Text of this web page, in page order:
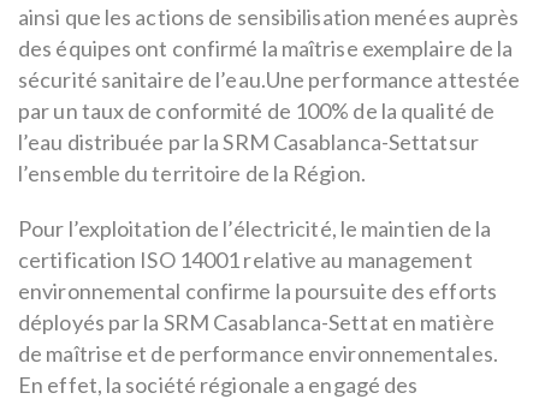
ainsi que les actions de sensibilisation menées auprès
des équipes ont confirmé la maîtrise exemplaire de la
sécurité sanitaire de l’eau.Une performance attestée
par un taux de conformité de 100% de la qualité de
l’eau distribuée par la SRM Casablanca-Settatsur
l’ensemble du territoire de la Région.
Pour l’exploitation de l’électricité, le maintien de la
certification ISO 14001 relative au management
environnemental confirme la poursuite des efforts
déployés par la SRM Casablanca-Settat en matière
de maîtrise et de performance environnementales.
En effet, la société régionale a engagé des